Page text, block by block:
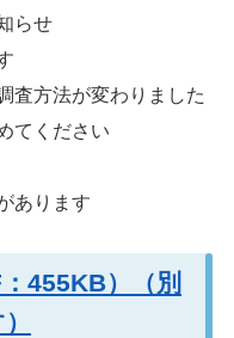
らせ
査方法が変わりました
てください
あります
455KB）（別